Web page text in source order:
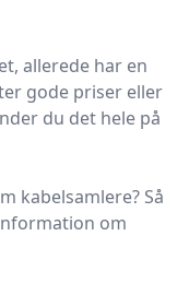
allerede har en
gode priser eller
du det hele på
kabelsamlere? Så
om